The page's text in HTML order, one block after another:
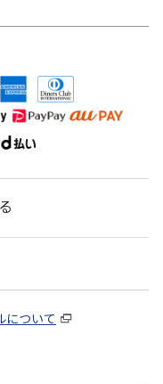
について